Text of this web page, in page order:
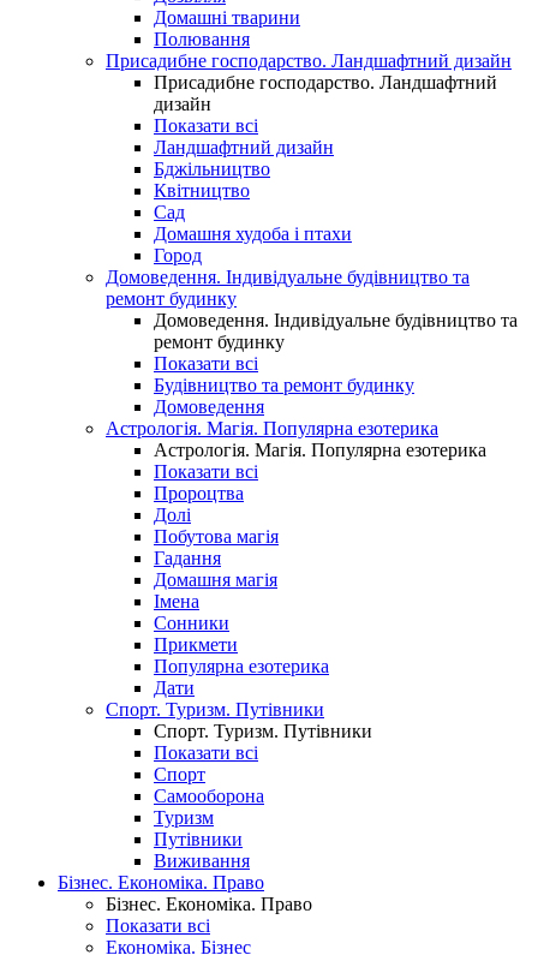
Домашні тварини
Полювання
Присадибне господарство. Ландшафтний дизайн
Присадибне господарство. Ландшафтний
дизайн
Показати всі
Ландшафтний дизайн
Бджільництво
Квітництво
Сад
Домашня худоба і птахи
Город
Домоведення. Індивідуальне будівництво та
ремонт будинку
Домоведення. Індивідуальне будівництво та
ремонт будинку
Показати всі
Будівництво та ремонт будинку
Домоведення
Астрологія. Магія. Популярна езотерика
Астрологія. Магія. Популярна езотерика
Показати всі
Пророцтва
Долі
Побутова магія
Гадання
Домашня магія
Імена
Сонники
Прикмети
Популярна езотерика
Дати
Спорт. Туризм. Путівники
Спорт. Туризм. Путівники
Показати всі
Спорт
Самооборона
Туризм
Путівники
Виживання
Бізнес. Економіка. Право
Бізнес. Економіка. Право
Показати всі
Економіка. Бізнес